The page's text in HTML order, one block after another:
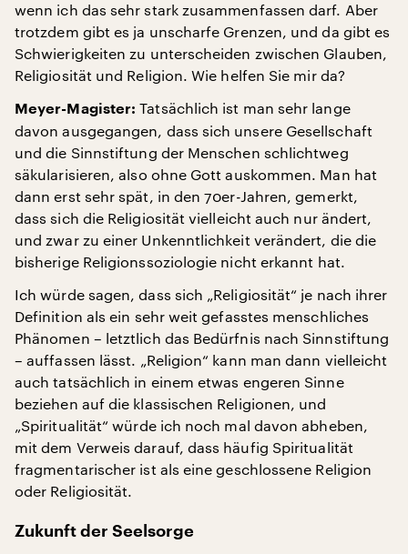
wenn ich das sehr stark zusammenfassen darf. Aber
trotzdem gibt es ja unscharfe Grenzen, und da gibt es
Schwierigkeiten zu unterscheiden zwischen Glauben,
Religiosität und Religion. Wie helfen Sie mir da?
Meyer-Magister: Tatsächlich ist man sehr lange
davon ausgegangen, dass sich unsere Gesellschaft
und die Sinnstiftung der Menschen schlichtweg
säkularisieren, also ohne Gott auskommen. Man hat
dann erst sehr spät, in den 70er-Jahren, gemerkt,
dass sich die Religiosität vielleicht auch nur ändert,
und zwar zu einer Unkenntlichkeit verändert, die die
bisherige Religionssoziologie nicht erkannt hat.
Ich würde sagen, dass sich „Religiosität“ je nach ihrer
Definition als ein sehr weit gefasstes menschliches
Phänomen – letztlich das Bedürfnis nach Sinnstiftung
– auffassen lässt. „Religion“ kann man dann vielleicht
auch tatsächlich in einem etwas engeren Sinne
beziehen auf die klassischen Religionen, und
„Spiritualität“ würde ich noch mal davon abheben,
mit dem Verweis darauf, dass häufig Spiritualität
fragmentarischer ist als eine geschlossene Religion
oder Religiosität.
Zukunft der Seelsorge